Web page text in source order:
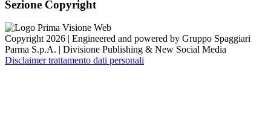
Sezione Copyright
Copyright 2026 | Engineered and powered by Gruppo Spaggiari
Parma S.p.A. | Divisione Publishing & New Social Media
Disclaimer trattamento dati personali